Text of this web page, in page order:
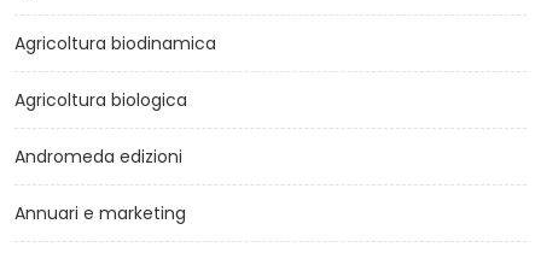
Agricoltura biodinamica
Agricoltura biologica
Andromeda edizioni
Annuari e marketing